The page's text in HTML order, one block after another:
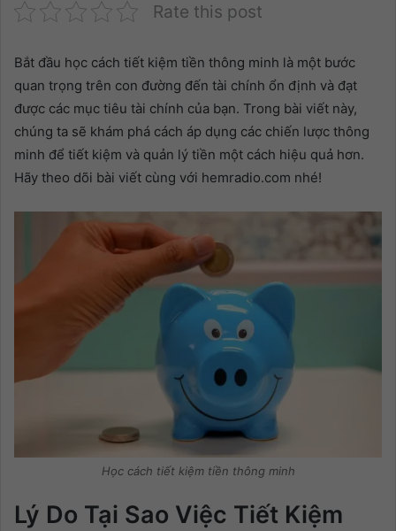
Rate this post
Bắt đầu học cách tiết kiệm tiền thông minh là một bước
quan trọng trên con đường đến tài chính ổn định và đạt
được các mục tiêu tài chính của bạn. Trong bài viết này,
chúng ta sẽ khám phá cách áp dụng các chiến lược thông
minh để tiết kiệm và quản lý tiền một cách hiệu quả hơn.
Hãy theo dõi bài viết cùng với hemradio.com nhé!
Học cách tiết kiệm tiền thông minh
Lý Do Tại Sao Việc Tiết Kiệm